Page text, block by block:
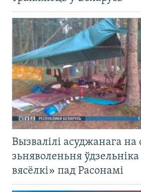
Вызвалілі асуджанага на
зьняволеньня ўдзельніка
вясёлкі» пад Расонамі